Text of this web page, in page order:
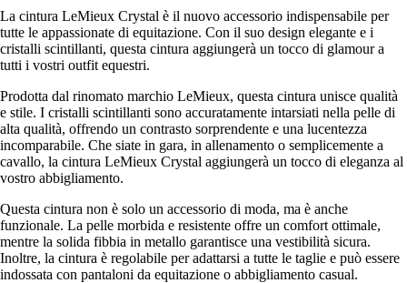
La cintura LeMieux Crystal è il nuovo accessorio indispensabile per
tutte le appassionate di equitazione. Con il suo design elegante e i
cristalli scintillanti, questa cintura aggiungerà un tocco di glamour a
tutti i vostri outfit equestri.
Prodotta dal rinomato marchio LeMieux, questa cintura unisce qualità
e stile. I cristalli scintillanti sono accuratamente intarsiati nella pelle di
alta qualità, offrendo un contrasto sorprendente e una lucentezza
incomparabile. Che siate in gara, in allenamento o semplicemente a
cavallo, la cintura LeMieux Crystal aggiungerà un tocco di eleganza al
vostro abbigliamento.
Questa cintura non è solo un accessorio di moda, ma è anche
funzionale. La pelle morbida e resistente offre un comfort ottimale,
mentre la solida fibbia in metallo garantisce una vestibilità sicura.
Inoltre, la cintura è regolabile per adattarsi a tutte le taglie e può essere
indossata con pantaloni da equitazione o abbigliamento casual.